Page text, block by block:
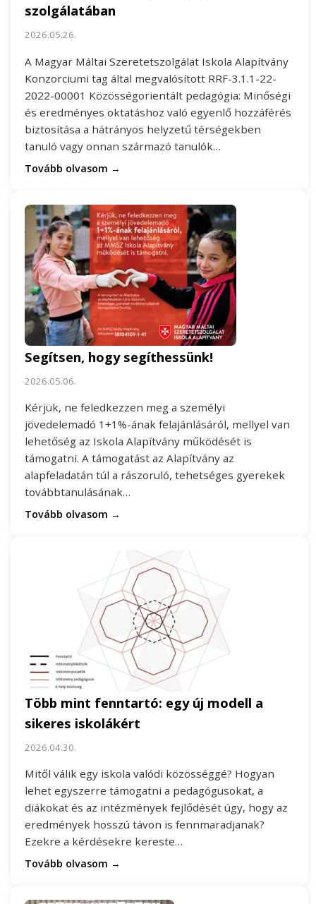
szolgálatában
2026.05.26.
A Magyar Máltai Szeretetszolgálat Iskola Alapítvány
Konzorciumi tag által megvalósított RRF-3.1.1-22-
2022-00001 Közösségorientált pedagógia: Minőségi
és eredményes oktatáshoz való egyenlő hozzáférés
biztosítása a hátrányos helyzetű térségekben
tanuló vagy onnan származó tanulók…
Tovább olvasom →
Segítsen, hogy segíthessünk!
2026.05.06.
Kérjük, ne feledkezzen meg a személyi
jövedelemadó 1+1%-ának felajánlásáról, mellyel van
lehetőség az Iskola Alapítvány működését is
támogatni. A támogatást az Alapítvány az
alapfeladatán túl a rászoruló, tehetséges gyerekek
továbbtanulásának…
Tovább olvasom →
Több mint fenntartó: egy új modell a
sikeres iskolákért
2026.04.30.
Mitől válik egy iskola valódi közösséggé? Hogyan
lehet egyszerre támogatni a pedagógusokat, a
diákokat és az intézmények fejlődését úgy, hogy az
eredmények hosszú távon is fennmaradjanak?
Ezekre a kérdésekre kereste…
Tovább olvasom →